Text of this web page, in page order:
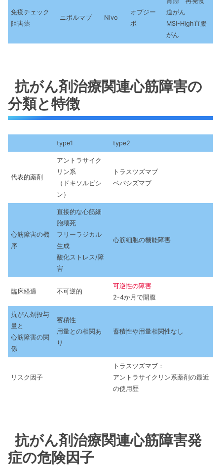
免疫チェック
阻害薬
ニボルマブ Nivo
オプジー
ボ
道がん
MSI-High直腸
がん
抗がん剤治療関連心筋障害の
分類と特徴
type1 type2
代表的薬剤
アントラサイク
リン系
（ドキソルビシ
ン）
トラスツズマブ
ベバシズマブ
心筋障害の機
序
直接的な心筋細
胞壊死
フリーラジカル
生成
酸化ストレス/障
害
心筋細胞の機能障害
臨床経過 不可逆的
可逆性の障害
2-4か月で開腹
抗がん剤投与
量と
心筋障害の関
係
蓄積性
用量との相関あ
り
蓄積性や用量相関性なし
リスク因子
トラスツズマブ：
アントラサイクリン系薬剤の最近
の使用歴
抗がん剤治療関連心筋障害発
症の危険因子